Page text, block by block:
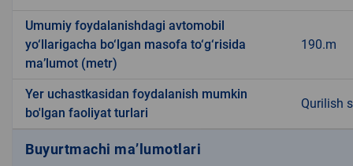
Umumiy foydalanishdagi avtomobil
yo‘llarigacha bo‘lgan masofa to‘g‘risida
ma’lumot (metr)
190.m
Yer uchastkasidan foydalanish mumkin
bo'lgan faoliyat turlari
Qurilish
Buyurtmachi ma’lumotlari